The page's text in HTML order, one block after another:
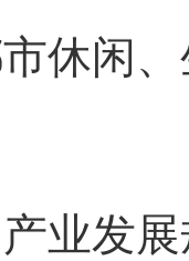
休闲
产业发